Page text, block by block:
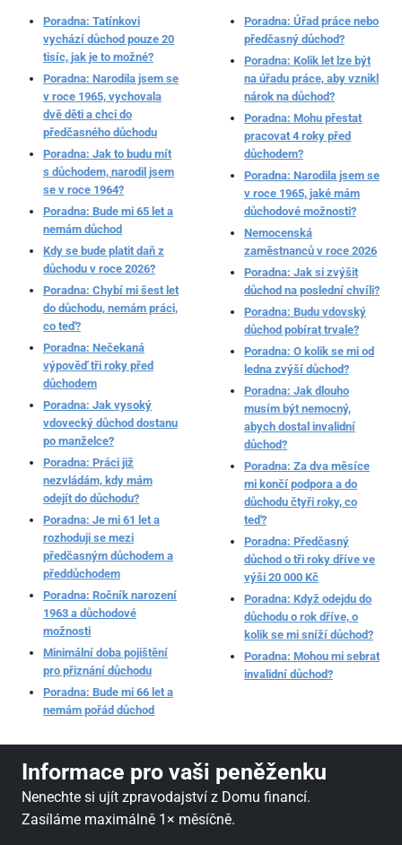
Poradna: Tatínkovi
vychází důchod pouze 20
tisíc, jak je to možné?
Poradna: Narodila jsem se
v roce 1965, vychovala
dvě děti a chci do
předčasného důchodu
Poradna: Jak to budu mít
s důchodem, narodil jsem
se v roce 1964?
Poradna: Bude mi 65 let a
nemám důchod
Kdy se bude platit daň z
důchodu v roce 2026?
Poradna: Chybí mi šest let
do důchodu, nemám práci,
co teď?
Poradna: Nečekaná
výpověď tři roky před
důchodem
Poradna: Jak vysoký
vdovecký důchod dostanu
po manželce?
Poradna: Práci již
nezvládám, kdy mám
odejít do důchodu?
Poradna: Je mi 61 let a
rozhoduji se mezi
předčasným důchodem a
předdůchodem
Poradna: Ročník narození
1963 a důchodové
možnosti
Minimální doba pojištění
pro přiznání důchodu
Poradna: Bude mi 66 let a
nemám pořád důchod
Poradna: Úřad práce nebo
předčasný důchod?
Poradna: Kolik let lze být
na úřadu práce, aby vznikl
nárok na důchod?
Poradna: Mohu přestat
pracovat 4 roky před
důchodem?
Poradna: Narodila jsem se
v roce 1965, jaké mám
důchodové možnosti?
Nemocenská
zaměstnanců v roce 2026
Poradna: Jak si zvýšit
důchod na poslední chvíli?
Poradna: Budu vdovský
důchod pobírat trvale?
Poradna: O kolik se mi od
ledna zvýší důchod?
Poradna: Jak dlouho
musím být nemocný,
abych dostal invalidní
důchod?
Poradna: Za dva měsíce
mi končí podpora a do
důchodu čtyři roky, co
teď?
Poradna: Předčasný
důchod o tři roky dříve ve
výši 20 000 Kč
Poradna: Když odejdu do
důchodu o rok dříve, o
kolik se mi sníží důchod?
Poradna: Mohou mi sebrat
invalidní důchod?
Informace pro vaši peněženku
Nenechte si ujít zpravodajství z Domu financí.
Zasíláme maximálně 1× měsíčně.